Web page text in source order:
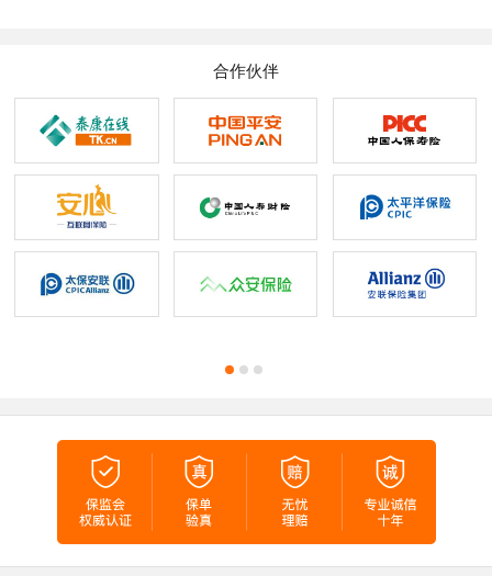
合作伙伴